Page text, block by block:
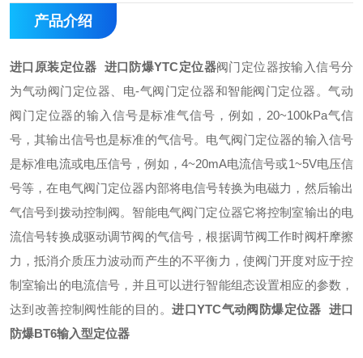
产品介绍
进口原装定位器 进口防爆YTC定位器阀门定位器按输入信号分
为气动阀门定位器、电-气阀门定位器和智能阀门定位器。气动
阀门定位器的输入信号是标准气信号，例如，20~100kPa气信
号，其输出信号也是标准的气信号。电气阀门定位器的输入信号
是标准电流或电压信号，例如，4~20mA电流信号或1~5V电压信
号等，在电气阀门定位器内部将电信号转换为电磁力，然后输出
气信号到拨动控制阀。智能电气阀门定位器它将控制室输出的电
流信号转换成驱动调节阀的气信号，根据调节阀工作时阀杆摩擦
力，抵消介质压力波动而产生的不平衡力，使阀门开度对应于控
制室输出的电流信号，并且可以进行智能组态设置相应的参数，
达到改善控制阀性能的目的。进口YTC气动阀防爆定位器 进口
防爆BT6输入型定位器